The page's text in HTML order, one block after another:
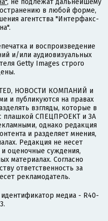
, не подлежат дальнейшему
в любой форме,
агентства "Интерфакс-
и воспроизведение
и/или аудиовизуальных
Getty Images строго
НОВОСТИ КОМПАНИЙ и
и публикуются на правах
взгляды, которые в
плашкой СПЕЦПРОЕКТ и ЗА
однако редакция
и разделяет мнения,
Редакция не несет
оценочные суждения,
материалах. Согласно
ответственность за
рекламодатель.
медиа - R40-